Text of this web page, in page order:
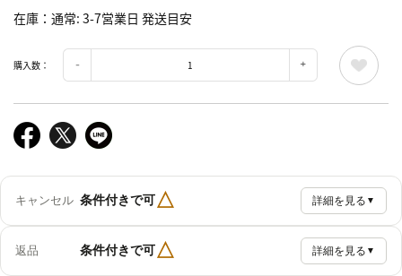
在庫 通常: 3-7営業日 発送目安
購入数：
キャンセル 条件付きで可△ 詳細を見る ▼
返品 条件付きで可△ 詳細を見る ▼